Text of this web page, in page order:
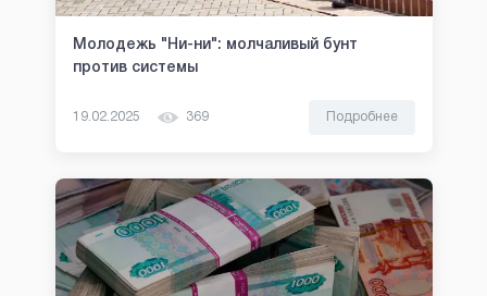
Молодежь "Ни-ни": молчаливый бунт
против системы
19.02.2025 369 Подробнее